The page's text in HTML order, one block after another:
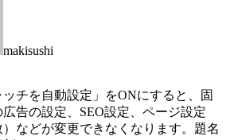
makisushi
ッチを自動設定」をONにすると、固
告の設定、SEO設定、ページ設定
）などが変更できなくなります。題名